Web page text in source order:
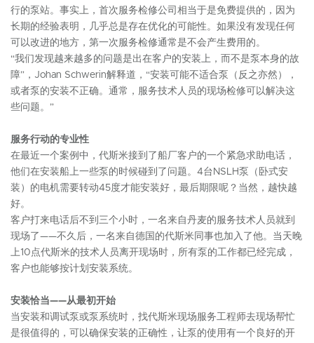
行的泵站。事实上，首次服务检修公司相当于是免费提供的，因为
长期的经验表明，几乎总是存在优化的可能性。如果没有发现任何
可以改进的地方，第一次服务检修通常是不会产生费用的。
“我们发现越来越多的问题是出在客户的安装上，而不是泵本身的故
障”，Johan Schwerin解释道，“安装可能不适合泵（反之亦然），
或者泵的安装不正确。通常，服务技术人员的现场检修可以解决这
些问题。”
服务行动的专业性
在最近一个案例中，代斯米接到了船厂客户的一个紧急求助电话，
他们在安装船上一些泵的时候碰到了问题。4台NSLH泵（卧式安
装）的电机需要转动45度才能安装好，最后期限呢？当然，越快越
好。
客户打来电话后不到三个小时，一名来自丹麦的服务技术人员就到
现场了——不久后，一名来自德国的代斯米同事也加入了他。当天晚
上10点代斯米的技术人员离开现场时，所有泵的工作都已经完成，
客户也能够按计划安装系统。
安装恰当——从最初开始
当安装和调试泵或泵系统时，找代斯米现场服务工程师去现场帮忙
是很值得的，可以确保安装的正确性，让泵的使用有一个良好的开